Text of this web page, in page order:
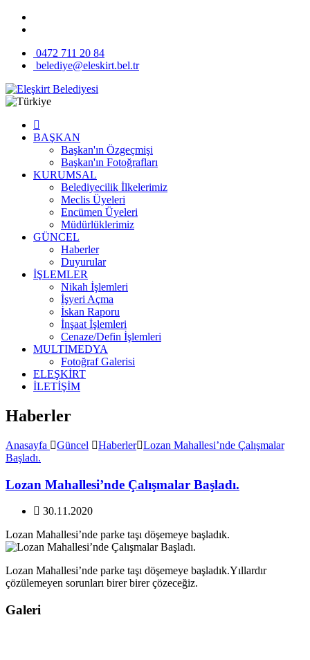
0472 711 20 84
belediye@eleskirt.bel.tr
BAŞKAN
Başkan'ın Özgeçmişi
Başkan'ın Fotoğrafları
KURUMSAL
Belediyecilik İlkelerimiz
Meclis Üyeleri
Encümen Üyeleri
Müdürlüklerimiz
GÜNCEL
Haberler
Duyurular
İŞLEMLER
Nikah İşlemleri
İşyeri Açma
İskan Raporu
İnşaat İşlemleri
Cenaze/Defin İşlemleri
MULTIMEDYA
Fotoğraf Galerisi
ELEŞKİRT
İLETİŞİM
Haberler
Anasayfa Güncel Haberler Lozan Mahallesi’nde Çalışmalar
Başladı.
Lozan Mahallesi’nde Çalışmalar Başladı.
30.11.2020
Lozan Mahallesi’nde parke taşı döşemeye başladık.
Lozan Mahallesi’nde parke taşı döşemeye başladık.Yıllardır
çözülemeyen sorunları birer birer çözeceğiz.
Galeri